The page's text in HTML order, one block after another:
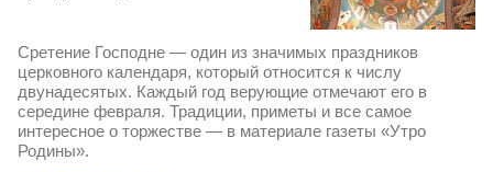
Сретение Господне — один из значимых праздников
церковного календаря, который относится к числу
двунадесятых. Каждый год верующие отмечают его в
середине февраля. Традиции, приметы и все самое
интересное о торжестве — в материале газеты «Утро
Родины».